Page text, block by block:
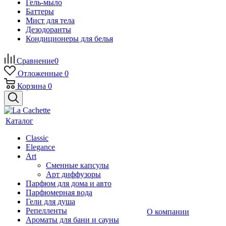
Гель-мыло
Баттеры
Мист для тела
Дезодоранты
Кондиционеры для белья
Сравнение0
Отложенные 0
Корзина 0
Каталог
Classic
Elegance
Art
Сменные капсулы
Арт диффузоры
Парфюм для дома и авто
Парфюмерная вода
Гели для душа
Репелленты
Ароматы для бани и сауны
О компании